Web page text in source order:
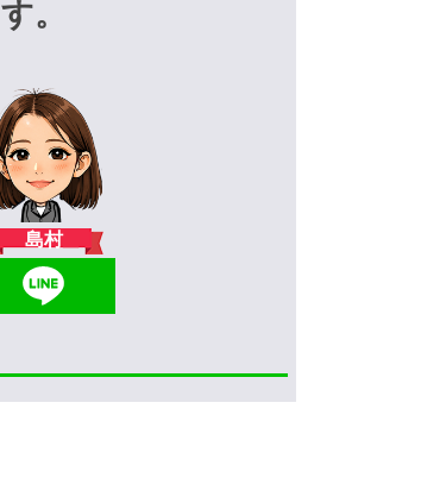
。
島村